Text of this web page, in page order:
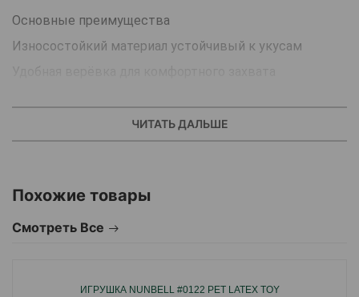
Основные преимущества
Износостойкий материал устойчивый к укусам
Отлично подходит для дрессировки и активности
Материал:резина верёвка.
Бренд:Nunbell.
ЧИТАТЬ ДАЛЬШЕ
Похожие товары
Смотреть Все
ИГРУШКА NUNBELL #0122 PET LATEX TOY